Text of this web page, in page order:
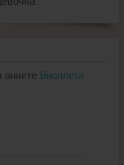
анкете Виоллета